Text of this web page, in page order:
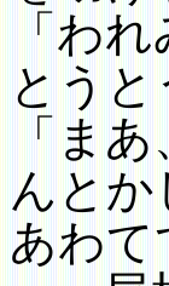
「わ
とう
「ま
んとか
あわて